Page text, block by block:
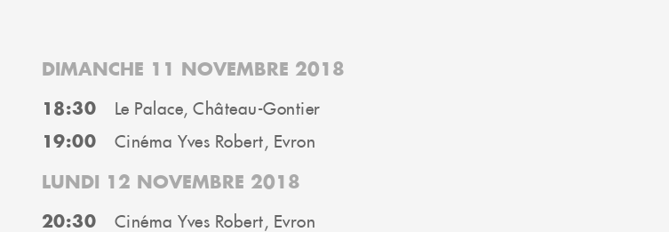
DIMANCHE 11 NOVEMBRE 2018
18:30 Le Palace, Château-Gontier
19:00 Cinéma Yves Robert, Evron
LUNDI 12 NOVEMBRE 2018
20:30 Cinéma Yves Robert, Evron